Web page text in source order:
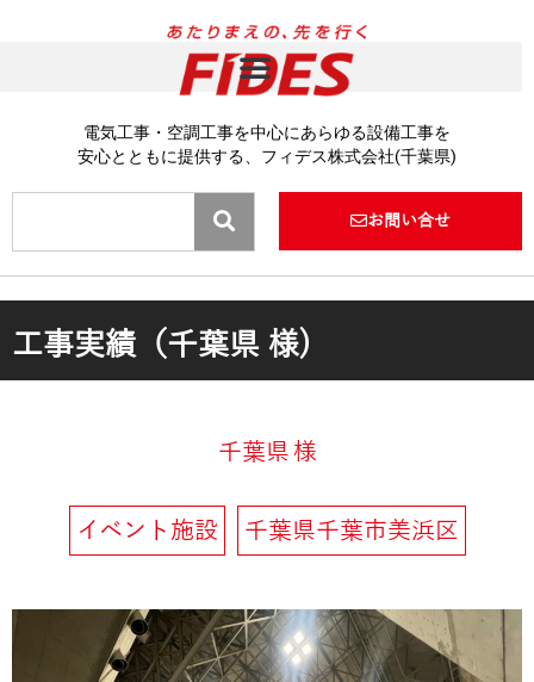
電気工事・空調工事を中心にあらゆる設備工事を
安心とともに提供する、フィデス株式会社(千葉県)
お問い合せ
工事実績（千葉県 様)
千葉県様
イベント施設 千葉県千葉市美浜区